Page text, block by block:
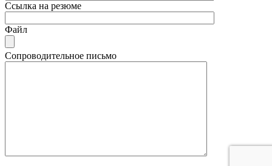
Ссылка на резюме
Файл
Сопроводительное письмо